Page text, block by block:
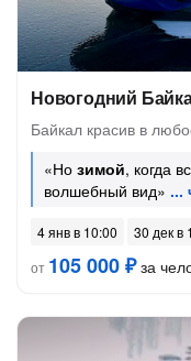
Новогодний
Байкал красив в
«Но зимой, когда
волшебный вид»
4 янв в 10:00
30 дек в
от 105 000 ₽за